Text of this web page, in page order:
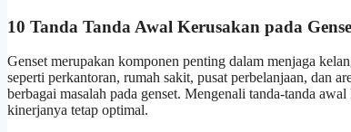
10 Tanda Tanda Awal Kerusakan pada
Genset merupakan komponen penting dalam menjaga
seperti perkantoran, rumah sakit, pusat perbelanjaan, dan
berbagai masalah pada genset. Mengenali tanda-tanda
kinerjanya tetap optimal.